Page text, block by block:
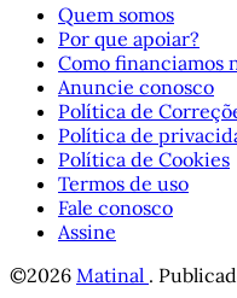
Quem somos
Por que apoiar?
Como financiamos
Anuncie conosco
Política de
Política de
Política de Cookies
Termos de uso
Fale conosco
Assine
©2026 Matinal .